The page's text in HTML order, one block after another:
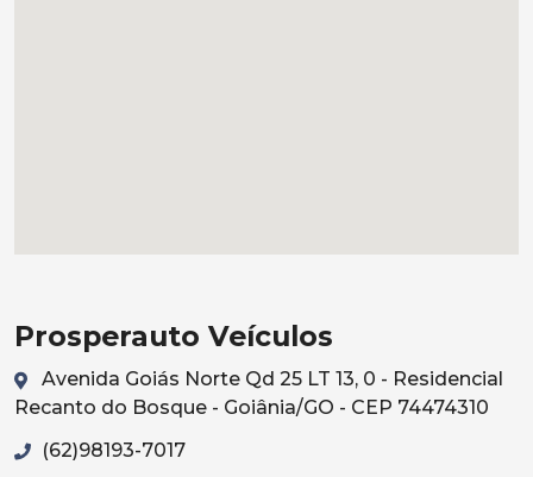
Prosperauto Veículos
Avenida Goiás Norte Qd 25 LT 13, 0 - Residencial
Recanto do Bosque - Goiânia/GO - CEP 74474310
(62)98193-7017